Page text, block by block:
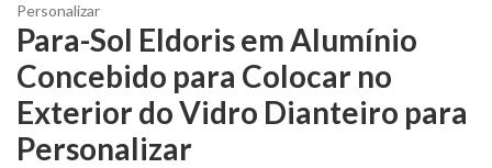
Personalizar
Para-Sol Eldoris em Alumínio
Concebido para Colocar no
Exterior do Vidro Dianteiro para
Personalizar